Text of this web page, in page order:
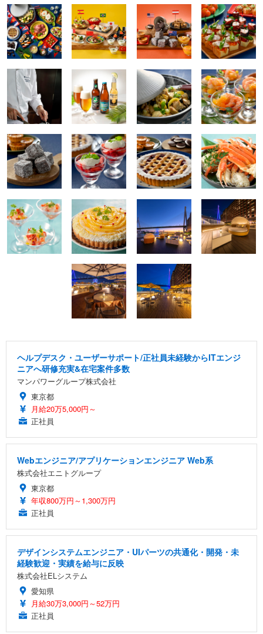
ヘルプデスク・ユーザーサポート/正社員未経験からITエンジ
ニアへ研修充実&在宅案件多数
マンパワーグループ株式会社
東京都
月給20万5,000円～
正社員
Webエンジニア/アプリケーションエンジニア Web系
株式会社エニトグループ
東京都
年収800万円～1,300万円
正社員
デザインシステムエンジニア・UIパーツの共通化・開発・未
経験歓迎・実績を給与に反映
株式会社ELシステム
愛知県
月給30万3,000円～52万円
正社員